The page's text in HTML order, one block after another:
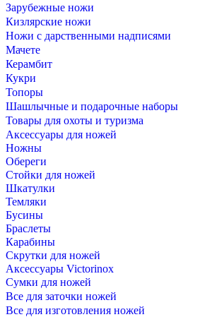
Зарубежные ножи
Кизлярские ножи
Ножи с дарственными надписями
Мачете
Керамбит
Кукри
Топоры
Шашлычные и подарочные наборы
Товары для охоты и туризма
Аксессуары для ножей
Ножны
Обереги
Стойки для ножей
Шкатулки
Темляки
Бусины
Браслеты
Карабины
Скрутки для ножей
Аксессуары Victorinox
Сумки для ножей
Все для заточки ножей
Все для изготовления ножей